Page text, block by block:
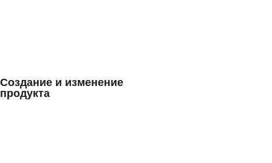
Создание и изменение
продукта